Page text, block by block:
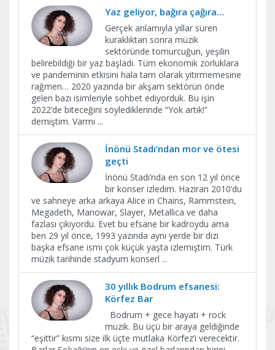
Yaz geliyor, bağıra çağıra…
Gerçek anlamıyla yıllar süren
kuraklıktan sonra müzik
sektöründe tomurcuğun, yeşilin
belirebildiği bir yaz başladı. Tüm ekonomik zorluklara
ve pandeminin etkisini hala tam olarak yitirmemesine
rağmen… 2020 yazında bir akşam sektörün önde
gelen bazı isimleriyle sohbet ediyorduk. Bu işin
2022’de biteceğini söylediklerinde “Yok artık!”
demiştim. Varmı ...
İnönü Stadı’ndan mor ve ötesi
geçti
İnönü Stadı’nda en son 12 yıl önce
bir konser izledim. Haziran 2010’du
ve sahneye arka arkaya Alice in Chains, Rammstein,
Megadeth, Manowar, Slayer, Metallica ve daha
fazlası çıkıyordu. Evet bu efsane bir kadroydu ama
ben 29 yıl önce, 1993 yazında aynı yerde bir dizi
başka efsane ismi çok küçük yaşta izlemiştim. Türk
müzik tarihinde stadyum konserl ...
30 yıllık Bodrum efsanesi:
Körfez Bar
Bodrum + gece hayatı + rock
müzik. Bu üçü bir araya geldiğinde
“eşittir” kısmı size ilk üçte mutlaka Körfez’i verecektir.